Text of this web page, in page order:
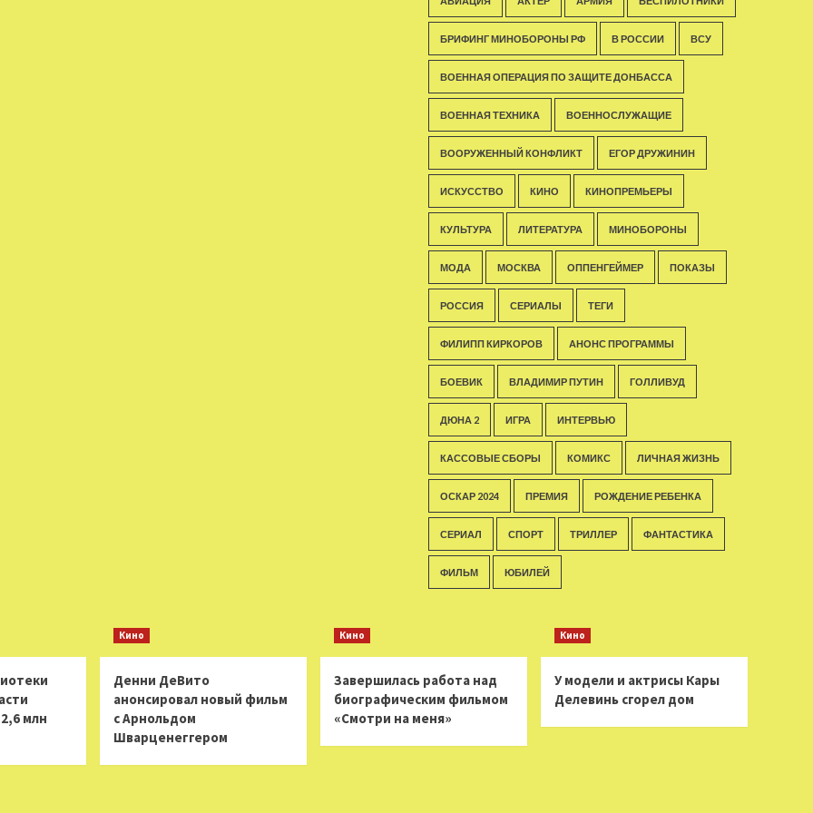
БРИФИНГ МИНОБОРОНЫ РФ В РОССИИ ВСУ
ВОЕННАЯ ОПЕРАЦИЯ ПО ЗАЩИТЕ ДОНБАССА
ВОЕННАЯ ТЕХНИКА ВОЕННОСЛУЖАЩИЕ
ВООРУЖЕННЫЙ КОНФЛИКТ ЕГОР ДРУЖИНИН
ИСКУССТВО КИНО КИНОПРЕМЬЕРЫ
КУЛЬТУРА ЛИТЕРАТУРА МИНОБОРОНЫ
МОДА МОСКВА ОППЕНГЕЙМЕР ПОКАЗЫ
РОССИЯ СЕРИАЛЫ ТЕГИ
ФИЛИПП КИРКОРОВ АНОНС ПРОГРАММЫ
БОЕВИК ВЛАДИМИР ПУТИН ГОЛЛИВУД
ДЮНА 2 ИГРА ИНТЕРВЬЮ
КАССОВЫЕ СБОРЫ КОМИКС ЛИЧНАЯ ЖИЗНЬ
ОСКАР 2024 ПРЕМИЯ РОЖДЕНИЕ РЕБЕНКА
СЕРИАЛ СПОРТ ТРИЛЛЕР ФАНТАСТИКА
ФИЛЬМ ЮБИЛЕЙ
млн
Кино
Денни ДеВито
анонсировал новый фильм
с Арнольдом
Шварценеггером
Кино
Завершилась работа над
биографическим фильмом
«Смотри на меня»
Кино
У модели и актрисы Кары
Делевинь сгорел дом